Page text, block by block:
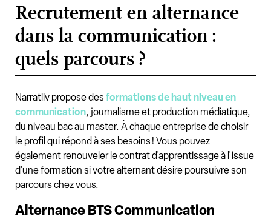
Recrutement en alternance
dans la communication :
quels parcours ?
Narratiiv propose desformations de haut niveau en
communication, journalisme et production médiatique,
du niveau bac au master. À chaque entreprise de choisir
le profil qui répond à ses besoins ! Vous pouvez
également renouveler le contrat d'apprentissage à l'issue
d'une formation si votre alternant désire poursuivre son
parcours chez vous.
Alternance BTS Communication